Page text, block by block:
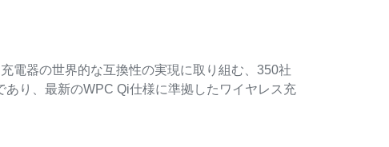
電器の世界的な互換性の実現に取り組む、350社
り、最新のWPC Qi仕様に準拠したワイヤレス充